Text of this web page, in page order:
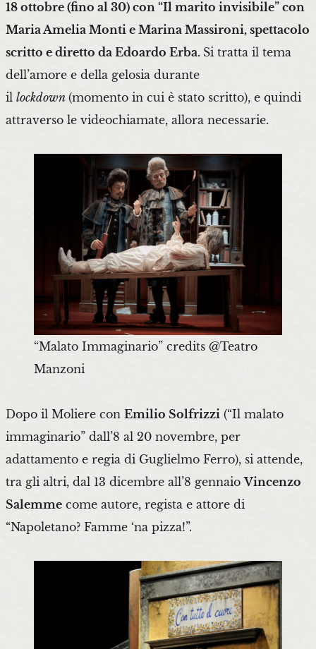
18 ottobre (fino al 30) con “Il marito invisibile” con
Maria Amelia Monti e Marina Massironi, spettacolo
scritto e diretto da Edoardo Erba. Si tratta il tema
dell’amore e della gelosia durante
il lockdown (momento in cui è stato scritto), e quindi
attraverso le videochiamate, allora necessarie.
“Malato Immaginario” credits @Teatro
Manzoni
Dopo il Moliere con Emilio Solfrizzi (“Il malato
immaginario” dall’8 al 20 novembre, per
adattamento e regia di Guglielmo Ferro), si attende,
tra gli altri, dal 13 dicembre all’8 gennaioVincenzo
Salemme come autore, regista e attore di
“Napoletano? Famme ‘na pizza!”.